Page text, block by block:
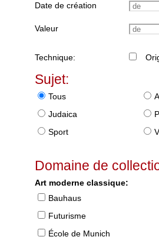
Date de création
Valeur
Technique:
Sujet:
Tous
Judaica
Sport
Domaine de
Art moderne classique:
Bauhaus
Futurisme
École de Munich